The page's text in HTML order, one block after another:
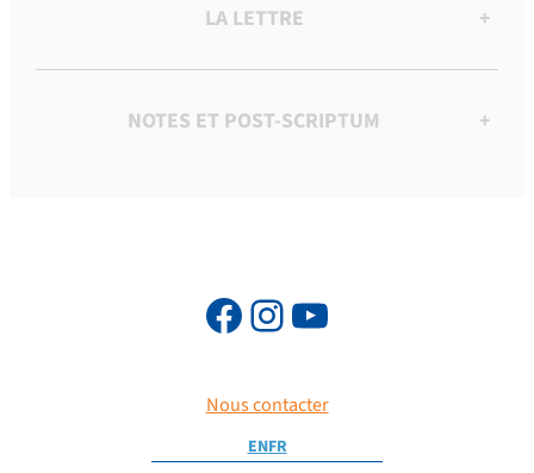
LA LETTRE +
NOTES ET POST-SCRIPTUM +
Nous contacter
ENFR